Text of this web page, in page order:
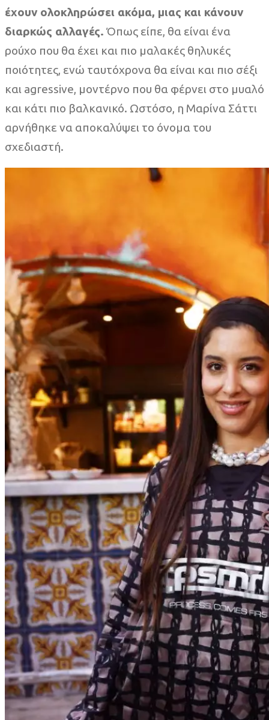
έχουν ολοκληρώσει ακόμα, μιας και κάνουν
διαρκώς αλλαγές. Όπως είπε, θα είναι ένα
ρούχο που θα έχει και πιο μαλακές θηλυκές
ποιότητες, ενώ ταυτόχρονα θα είναι και πιο σέξι
και agressive, μοντέρνο που θα φέρνει στο μυαλό
και κάτι πιο βαλκανικό. Ωστόσο, η Μαρίνα Σάττι
αρνήθηκε να αποκαλύψει το όνομα του
σχεδιαστή.